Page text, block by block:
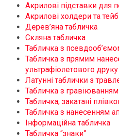
Акрилові підставки для
Акрилові холдери та
Дерев’яна табличка
Скляна табличка
Табличка з
Табличка з прямим
ультрафіолетового друку
Латунні таблички з
Табличка з гравіюванням
Табличка, закатані
Табличка з нанесенням
Інформаційна табличка
Табличка “знаки”